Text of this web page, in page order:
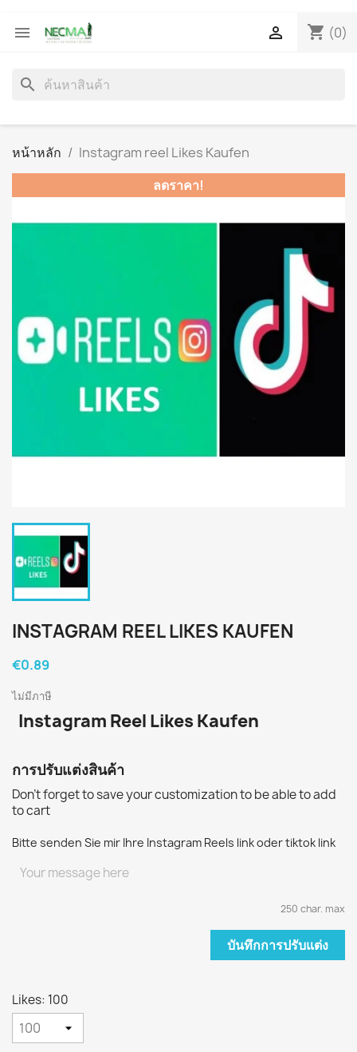
 shopping_cart (0)

search
หน้าหลัก
Instagram reel Likes Kaufen
ลดราคา!
INSTAGRAM REEL LIKES KAUFEN
€0.89
ไม่มีภาษี
Instagram Reel Likes Kaufen
การปรับแต่งสินค้า
Don't forget to save your customization to be able to add
to cart
Bitte senden Sie mir Ihre Instagram Reels link oder tiktok link
250 char. max
บันทึกการปรับแต่ง
Likes: 100